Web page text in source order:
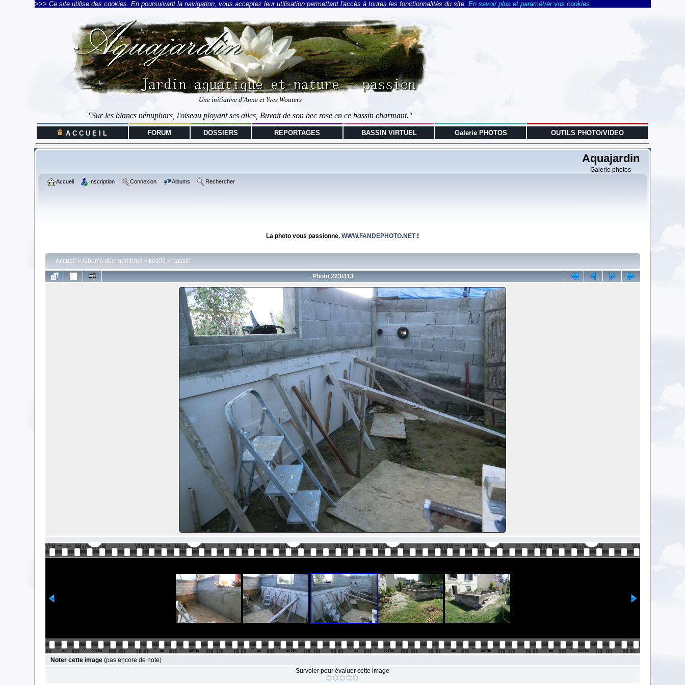
>>> Ce site utilise des cookies. En poursuivant la navigation, vous acceptez leur utilisation permettant l'accès à toutes les fonctionnalités du site. En savoir plus et paramétrer vos cookies
Une initiative d'Anne et Yves Wouters
"Sur les blancs nénuphars, l'oiseau ployant ses ailes, Buvait de son bec rose en ce bassin charmant."
A C C U E I L FORUM DOSSIERS REPORTAGES BASSIN VIRTUEL Galerie PHOTOS OUTILS PHOTO/VIDEO
Aquajardin
Galerie photos
Accueil Inscription Connexion Albums Rechercher
La photo vous passionne. WWW.FANDEPHOTO.NET!
Accueil >Albums des membres> kos09 > bassin
Photo 223/413
Noter cette image (pas encore de note)
Survoler pour évaluer cette image